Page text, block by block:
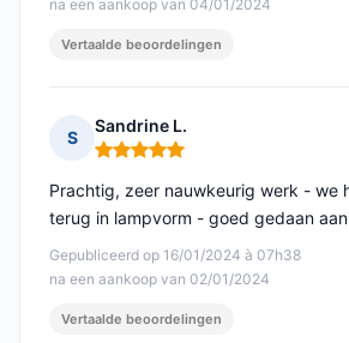
na een aankoop van 04/01/2024
Vertaalde beoordelingen
S
Sandrine L.
Opmerking: 5 van 5
Gepubliceerd op 16/01/2024 à 07h38
na een aankoop van 02/01/2024
Prachtig, zeer nauwkeurig werk - we
terug in lampvorm - goed gedaan
Vertaalde beoordelingen